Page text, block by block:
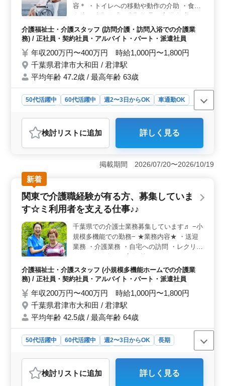
備など、手厚い福利厚生が整っています。給与水準は年
収350万円〜600万円程度となっており、安心して長期に
わたって働くことができます。
容＊ ・トイレへの移動や動作の介助 ・食事
薬介助 ・おむつ交換 ・着替えの介助 ・体位
変換介助 等 ＊備考＊ ・交通費実費支給 ・
い環境作りに努めてます＾＾ ・有給休暇あ
り◯ 気になる方は今すぐご応募下さい！ す
ぐに対応致します！
介護福祉士・介護スタッフ (訪問介護・訪問入浴での介護業
務) / 正社員・契約社員・アルバイト・パート・派遣社員
年収200万円〜400万円 時給1,000円〜1,800円
千葉県君津市大和田 / 君津駅
平均年齢 47.2歳 / 最高年齢 63歳
50代活躍中 60代活躍中 週2〜3日からOK
車通勤OK
派遣社員
介護福祉士・介護スタッフ
おすすめポイント
＜働きやすさ＞ 君津市の訪問介護で介護士を募集中で
す。週2〜3日からの勤務が可能で車通勤も可能です。ま
たシフト制で休日もしっかり取れるため、ワークライフ
バランスを重視した働き方ができます。さらに有給休暇
も取得できるので安心して働けます。 ＜経験活かせ
る＞ 経験豊富な方を歓迎しています。トイレ介助や食
事介助など日常生活に必要な様々なサポート業務を行い
けます。経験を活かし、新たなキャリアを築きたい方の
ご応募をお待ちしています。 ＜シニア世代活躍中
＞ 当社では50代以上の方々も活躍中です。シニア世代
の経験と知識は非常に貴重であり、訪問介護の現場で大
きな役割を果たしています。またシニア世代の方々が積
極的に採用されており、安心して長く働ける環境が整っ
ています。
検討リスト に追加 詳しく見る
掲載期間 2026/07/20〜2026/10/19
新着
関東で介護職経験が有る方、募集していま
す☆ミ利用者を支える仕事♪♪
千葉県での介護士業務募集しています♬ −小
規模多機能での勤務− ★業務内容★ ・送迎
業務 ・介護業務 ・自宅への訪問 ・レクリエ
ーションの企画、実行 等 ★ポイント★ ・50
代、60代採用実績あり ・社会保険完備 幅広
い業務が身につく施設です◎ 皆様のご応募
介護福祉士・介護スタッフ (小規模多機能ホームでの介護業
務) / 正社員・契約社員・アルバイト・パート・派遣社員
年収200万円〜400万円 時給1,000円〜1,800円
千葉県君津市大和田 / 君津駅
平均年齢 42.5歳 / 最高年齢 64歳
50代活躍中 60代活躍中 週2〜3日からOK
長期
介護福祉士・介護スタッフ
おすすめポイント
検討リスト に追加 詳しく見る